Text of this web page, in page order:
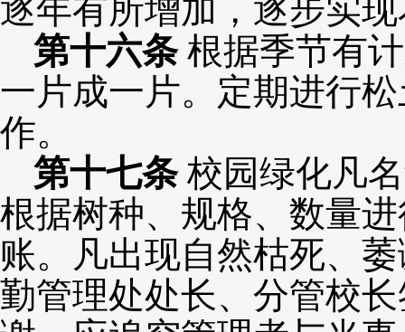
逐年有所增加，逐步实
第十六条 根据季节有
一片成一片。定期进行
作。
第十七条 校园绿化凡
根据树种、规格、数量
账。凡出现自然枯死、
勤管理处处长、分管校